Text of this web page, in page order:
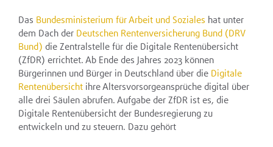
Das Bundesministerium für Arbeit und Soziales hat unter
dem Dach der Deutschen Rentenversicherung Bund (DRV
Bund) die Zentralstelle für die Digitale Rentenübersicht
(ZfDR) errichtet. Ab Ende des Jahres 2023 können
Bürgerinnen und Bürger in Deutschland über die Digitale
Rentenübersicht ihre Altersvorsorgeansprüche digital über
alle drei Säulen abrufen. Aufgabe der ZfDR ist es, die
Digitale Rentenübersicht der Bundesregierung zu
entwickeln und zu steuern. Dazu gehört